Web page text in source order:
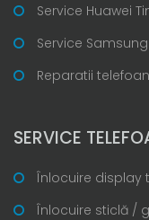
Service Huawei
Service
Reparatii
SERVICE
Înlocuire display
Înlocuire sticlă /